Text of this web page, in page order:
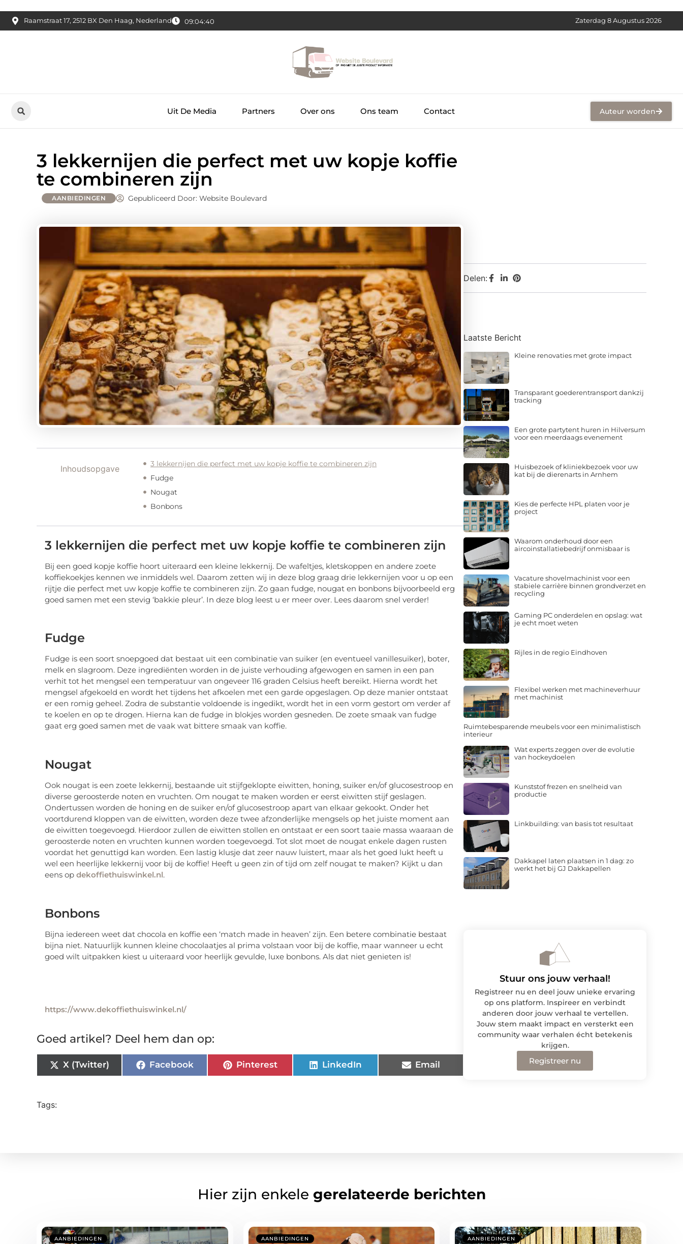
Raamstraat 17, 2512 BX Den Haag, Nederland 09:04:41 Zaterdag 8 Augustus 2026
Auteur worden
3 lekkernijen die perfect met uw kopje koffie
te combineren zijn
AANBIEDINGEN Gepubliceerd Door: Website Boulevard
Inhoudsopgave
3 lekkernijen die perfect met uw kopje koffie te combineren zijn
Fudge
Nougat
Bonbons
3 lekkernijen die perfect met uw kopje koffie te combineren zijn
Bij een goed kopje koffie hoort uiteraard een kleine lekkernij. De wafeltjes, kletskoppen en andere zoete
koffiekoekjes kennen we inmiddels wel. Daarom zetten wij in deze blog graag drie lekkernijen voor u op een
rijtje die perfect met uw kopje koffie te combineren zijn. Zo gaan fudge, nougat en bonbons bijvoorbeeld erg
goed samen met een stevig ‘bakkie pleur’. In deze blog leest u er meer over. Lees daarom snel verder!
Fudge
Fudge is een soort snoepgoed dat bestaat uit een combinatie van suiker (en eventueel vanillesuiker), boter,
melk en slagroom. Deze ingrediënten worden in de juiste verhouding afgewogen en samen in een pan
verhit tot het mengsel een temperatuur van ongeveer 116 graden Celsius heeft bereikt. Hierna wordt het
mengsel afgekoeld en wordt het tijdens het afkoelen met een garde opgeslagen. Op deze manier ontstaat
er een romig geheel. Zodra de substantie voldoende is ingedikt, wordt het in een vorm gestort om verder af
te koelen en op te drogen. Hierna kan de fudge in blokjes worden gesneden. De zoete smaak van fudge
gaat erg goed samen met de vaak wat bittere smaak van koffie.
Nougat
Ook nougat is een zoete lekkernij, bestaande uit stijfgeklopte eiwitten, honing, suiker en/of glucosestroop en
diverse geroosterde noten en vruchten. Om nougat te maken worden er eerst eiwitten stijf geslagen.
Ondertussen worden de honing en de suiker en/of glucosestroop apart van elkaar gekookt. Onder het
voortdurend kloppen van de eiwitten, worden deze twee afzonderlijke mengsels op het juiste moment aan
de eiwitten toegevoegd. Hierdoor zullen de eiwitten stollen en ontstaat er een soort taaie massa waaraan de
geroosterde noten en vruchten kunnen worden toegevoegd. Tot slot moet de nougat enkele dagen rusten
voordat het genuttigd kan worden. Een lastig klusje dat zeer nauw luistert, maar als het goed lukt heeft u
wel een heerlijke lekkernij voor bij de koffie! Heeft u geen zin of tijd om zelf nougat te maken? Kijkt u dan
eens op dekoffiethuiswinkel.nl.
Bonbons
Bijna iedereen weet dat chocola en koffie een ‘match made in heaven’ zijn. Een betere combinatie bestaat
bijna niet. Natuurlijk kunnen kleine chocolaatjes al prima volstaan voor bij de koffie, maar wanneer u echt
goed wilt uitpakken kiest u uiteraard voor heerlijk gevulde, luxe bonbons. Als dat niet genieten is!
https://www.dekoffiethuiswinkel.nl/
Goed artikel? Deel hem dan op:
X (Twitter) Facebook Pinterest LinkedIn Email
Tags:
Delen:
Laatste Bericht
Kleine renovaties met grote impact
Transparant goederentransport dankzij
tracking
Een grote partytent huren in Hilversum
voor een meerdaags evenement
Huisbezoek of kliniekbezoek voor uw
kat bij de dierenarts in Arnhem
Kies de perfecte HPL platen voor je
project
Waarom onderhoud door een
aircoinstallatiebedrijf onmisbaar is
Vacature shovelmachinist voor een
stabiele carrière binnen grondverzet en
recycling
Gaming PC onderdelen en opslag: wat
je echt moet weten
Rijles in de regio Eindhoven
Flexibel werken met machineverhuur
met machinist
Ruimtebesparende meubels voor een minimalistisch
interieur
Wat experts zeggen over de evolutie
van hockeydoelen
Kunststof frezen en snelheid van
productie
Linkbuilding: van basis tot resultaat
Dakkapel laten plaatsen in 1 dag: zo
werkt het bij GJ Dakkapellen
Stuur ons jouw verhaal!
Registreer nu en deel jouw unieke ervaring
op ons platform. Inspireer en verbindt
anderen door jouw verhaal te vertellen.
Jouw stem maakt impact en versterkt een
community waar verhalen écht betekenis
krijgen.
Registreer nu
Hier zijn enkele gerelateerde berichten
AANBIEDINGEN AANBIEDINGEN AANBIEDINGEN